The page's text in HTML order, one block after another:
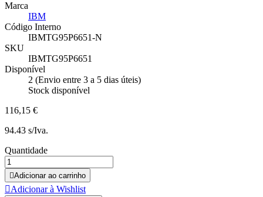
Marca
IBM
Código Interno
IBMTG95P6651-N
SKU
IBMTG95P6651
Disponível
2 (Envio entre 3 a 5 dias úteis)
Stock disponível
116,15 €
94.43 s/Iva.
Quantidade
Adicionar ao carrinho
Adicionar à Wishlist